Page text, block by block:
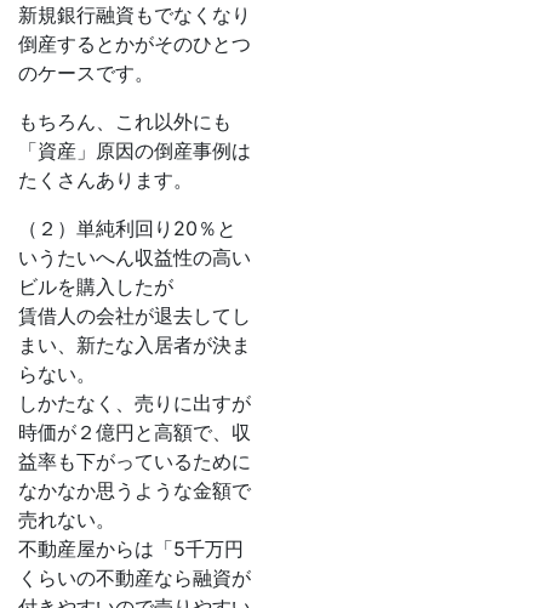
新規銀行融資もでなくなり
倒産するとかがそのひとつ
のケースです。
もちろん、これ以外にも
「資産」原因の倒産事例は
たくさんあります。
（２）単純利回り20％と
いうたいへん収益性の高い
ビルを購入したが
賃借人の会社が退去してし
まい、新たな入居者が決ま
らない。
しかたなく、売りに出すが
時価が２億円と高額で、収
益率も下がっているために
なかなか思うような金額で
売れない。
不動産屋からは「5千万円
くらいの不動産なら融資が